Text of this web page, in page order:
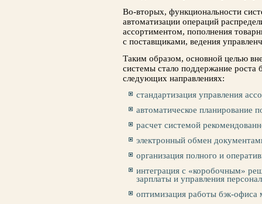
Во-вторых, функциональности
автоматиза­ции операций
ассортиментом, попол­нения
с поставщиками, ведения
Таким образом, основной целью
системы стало поддержание роста
следующих направле­ниях:
стандартизация управления
автоматическое планирование
расчет системой
электронный обмен
организация полного и
интеграция с «коробочным»
зарплаты и управления
оптимизация работы бэк-офиса